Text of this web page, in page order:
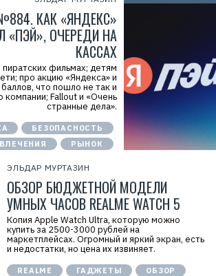
КАК «ЯНДЕКС»
«ПЭЙ», ОЧЕРЕДИ НА
КАССАХ
фильмах; детям
про акцию «Яндекса» и
что пошло не так и
Fallout и «Очень
странные дела».
БЕЗОПАСНОСТЬ
РЫНОК
ЭЛЬДАР МУРТАЗИН
ОБЗОР БЮДЖЕТНОЙ МОДЕЛИ
УМНЫХ ЧАСОВ REALME WATCH 5
Копия Apple Watch Ultra, которую можно
купить за 2500-3000 рублей на
маркетплейсах. Огромный и яркий экран, есть
и недостатки, но цена их извиняет.
REALME ГАДЖЕТЫ
ОБЗОР